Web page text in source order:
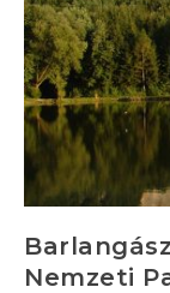
Nemzeti